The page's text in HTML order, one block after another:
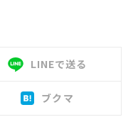
LINEで送る
ブクマ